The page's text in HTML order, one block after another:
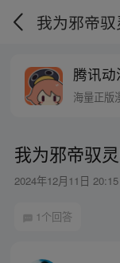
腾讯
海量正版
我为邪帝驭
2024年12月11日 20:15
1个回答